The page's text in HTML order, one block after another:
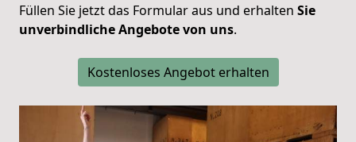
Füllen Sie jetzt das Formular aus und erhalten Sie
unverbindliche Angebote von uns.
Kostenloses Angebot erhalten